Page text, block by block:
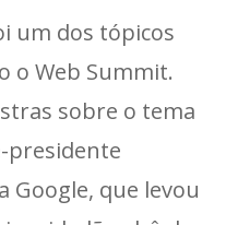
um dos tópicos
o Web Summit.
sobre o tema
presidente
Google, que levou